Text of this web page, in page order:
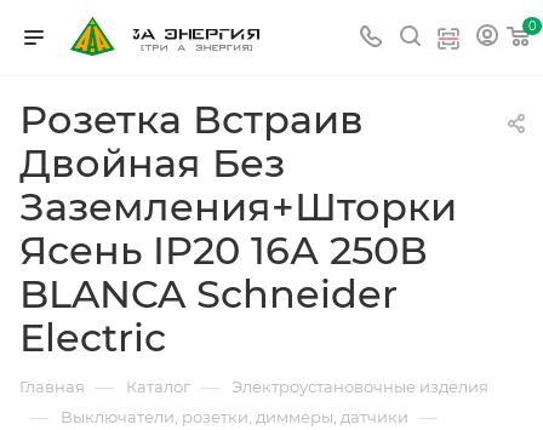
0
Розетка Встраив
Двойная Без
Заземления+Шторки
Ясень IP20 16А 250В
BLANCA Schneider
Electric
Главная — Каталог — Электроустановочные изделия
— Выключатели, розетки, диммеры, датчики —